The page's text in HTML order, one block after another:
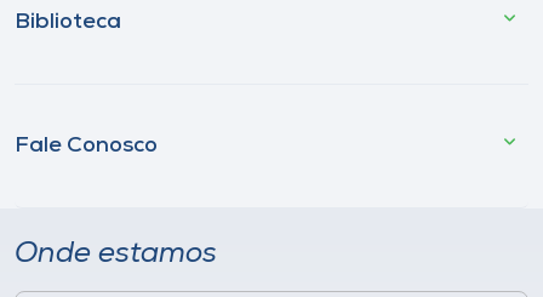
Biblioteca
Fale Conosco
Onde estamos